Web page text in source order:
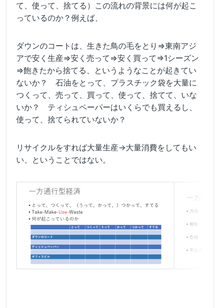
て、使って、捨てる）この流れの背景には何が起こ
っているのか？例えば、
ダウンのコートは、生きた鳥の毛をとり⇒東南アジ
アで安く生産⇒安く売って⇒安く買って⇒1シーズン
⇒飽きたから捨てる、というようなことが起きてい
ないか？ 石油をとって、プラスチック袋を大量に
つくって、売って、買って、使って、捨てて、いな
いか？ ティシュペーパーはいくらでも買えるし、
使って、捨てられていないか？
リサイクルをすれば大量生産→大量消費をしてもい
い、ということではない。